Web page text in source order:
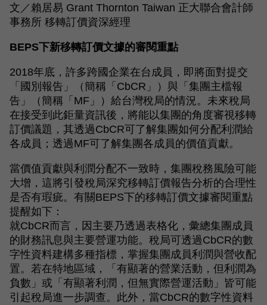
文／賴居易 Grant Thornton Taiwan 正大聯合會計師
事務所 移轉訂價資深經理
BEPS下新移轉訂價文據的審閱重點
2018年底，許多跨國企業在台成員，即將面對提交
「國別報告」（簡稱「CbCR」）與「集團主檔報
告」（簡稱「MF」）給台灣稅局的情況。未來稅局
在接受到此鉅量資訊後，將能以集團的角度審視移轉
訂價議題，其透過CbCR可了解集團如何分配利潤給
各成員；透過MF可了解集團各成員的價值貢獻。
當價值貢獻與利潤分配不一致時，集團稅務風險可能
大增，這將引發稅局深究移轉訂價報告分析的合理性
是否有瑕疵。有關BEPS下的移轉訂價文據審閱重點
提醒如下：
就CbCR而言，因主要乃透過表格化，彙總集團成員
的財務訊息與主要營運功能。稅局可透過CbCR的數
字性資料建構多種指標，掌握集團成員利潤與營收配
置。若在特地區域，「有顯著的營業活動，但利潤為
負數」或「有顯著利潤，但無實際營運活動」皆可能
引起稅局進一步調查。此外，當CbCR的數字性資料